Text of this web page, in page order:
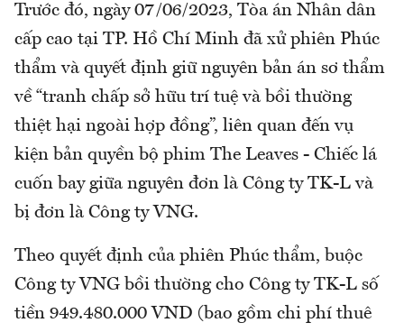
Trước đó, ngày 07/06/2023, Tòa án Nhân dân
cấp cao tại TP. Hồ Chí Minh đã xử phiên Phúc
thẩm và quyết định giữ nguyên bản án sơ thẩm
về “tranh chấp sở hữu trí tuệ và bồi thường
thiệt hại ngoài hợp đồng”, liên quan đến vụ
kiện bản quyền bộ phim The Leaves - Chiếc lá
cuốn bay giữa nguyên đơn là Công ty TK-L và
bị đơn là Công ty VNG.
Theo quyết định của phiên Phúc thẩm, buộc
Công ty VNG bồi thường cho Công ty TK-L số
tiền 949.480.000 VND (bao gồm chi phí thuê